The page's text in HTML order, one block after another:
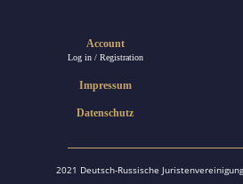
Account
Log in / Registration
Impressum
Datenschutz
2021 Deutsch-Russische